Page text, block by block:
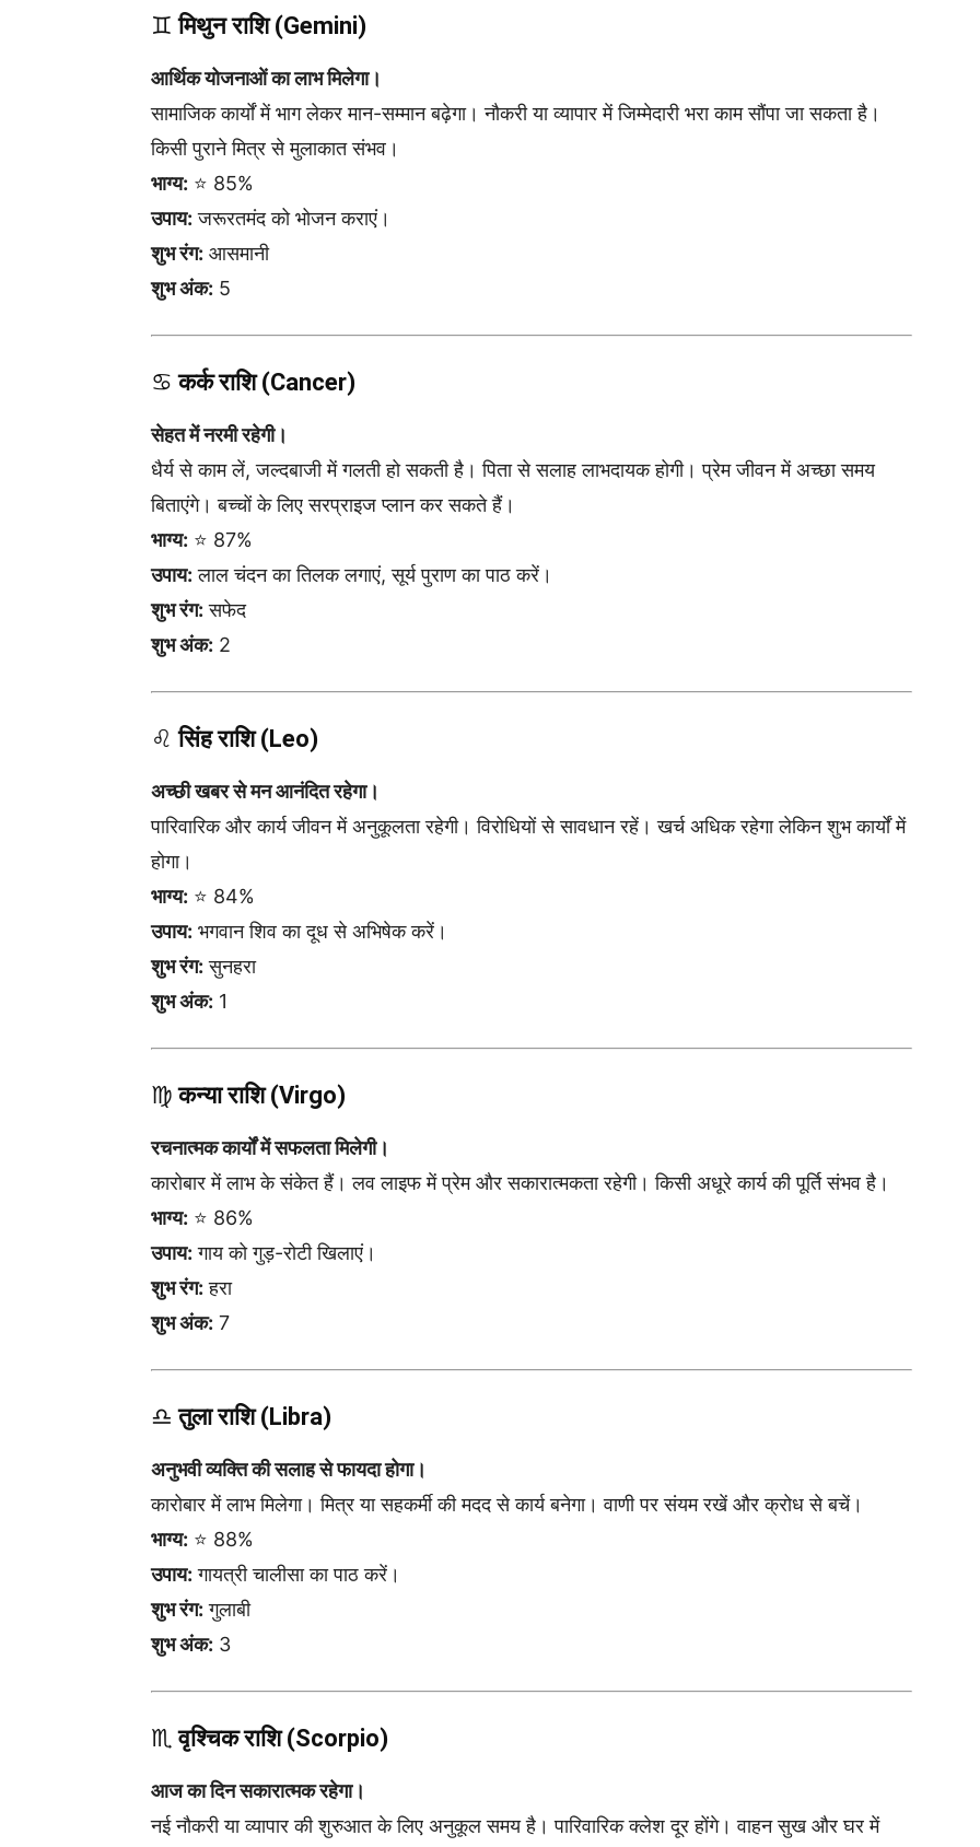
♊मिथुन राशि (Gemini)
आर्थिक योजनाओं का लाभ मिलेगा।
सामाजिक कार्यों में भाग लेकर मान-सम्मान बढ़ेगा। नौकरी या व्यापार में जिम्मेदारी भरा काम सौंपा जा सकता है।
किसी पुराने मित्र से मुलाकात संभव।
भाग्य: ⭐ 85%
उपाय: जरूरतमंद को भोजन कराएं।
शुभ रंग: आसमानी
शुभ अंक: 5
♋कर्क राशि (Cancer)
सेहत में नरमी रहेगी।
धैर्य से काम लें, जल्दबाजी में गलती हो सकती है। पिता से सलाह लाभदायक होगी। प्रेम जीवन में अच्छा समय
बिताएंगे। बच्चों के लिए सरप्राइज प्लान कर सकते हैं।
भाग्य: ⭐ 87%
उपाय: लाल चंदन का तिलक लगाएं, सूर्य पुराण का पाठ करें।
शुभ रंग: सफेद
शुभ अंक: 2
♌सिंह राशि (Leo)
अच्छी खबर से मन आनंदित रहेगा।
पारिवारिक और कार्य जीवन में अनुकूलता रहेगी। विरोधियों से सावधान रहें। खर्च अधिक रहेगा लेकिन शुभ कार्यों में
होगा।
भाग्य: ⭐ 84%
उपाय: भगवान शिव का दूध से अभिषेक करें।
शुभ रंग: सुनहरा
शुभ अंक: 1
♍कन्या राशि (Virgo)
रचनात्मक कार्यों में सफलता मिलेगी।
कारोबार में लाभ के संकेत हैं। लव लाइफ में प्रेम और सकारात्मकता रहेगी। किसी अधूरे कार्य की पूर्ति संभव है।
भाग्य: ⭐ 86%
उपाय: गाय को गुड़-रोटी खिलाएं।
शुभ रंग: हरा
शुभ अंक: 7
♎तुला राशि (Libra)
अनुभवी व्यक्ति की सलाह से फायदा होगा।
कारोबार में लाभ मिलेगा। मित्र या सहकर्मी की मदद से कार्य बनेगा। वाणी पर संयम रखें और क्रोध से बचें।
भाग्य: ⭐ 88%
उपाय: गायत्री चालीसा का पाठ करें।
शुभ रंग: गुलाबी
शुभ अंक: 3
♏वृश्चिक राशि (Scorpio)
आज का दिन सकारात्मक रहेगा।
नई नौकरी या व्यापार की शुरुआत के लिए अनुकूल समय है। पारिवारिक क्लेश दूर होंगे। वाहन सुख और घर में